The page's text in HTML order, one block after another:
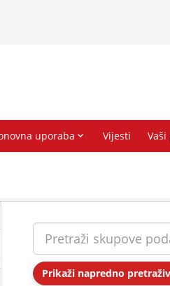
Prikaži napredno